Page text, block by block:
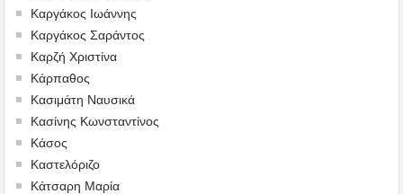
Καργάκος Ιωάννης
Καργάκος Σαράντος
Καρζή Χριστίνα
Κάρπαθος
Κασιμάτη Ναυσικά
Κασίνης Κωνσταντίνος
Κάσος
Καστελόριζο
Κάτσαρη Μαρία